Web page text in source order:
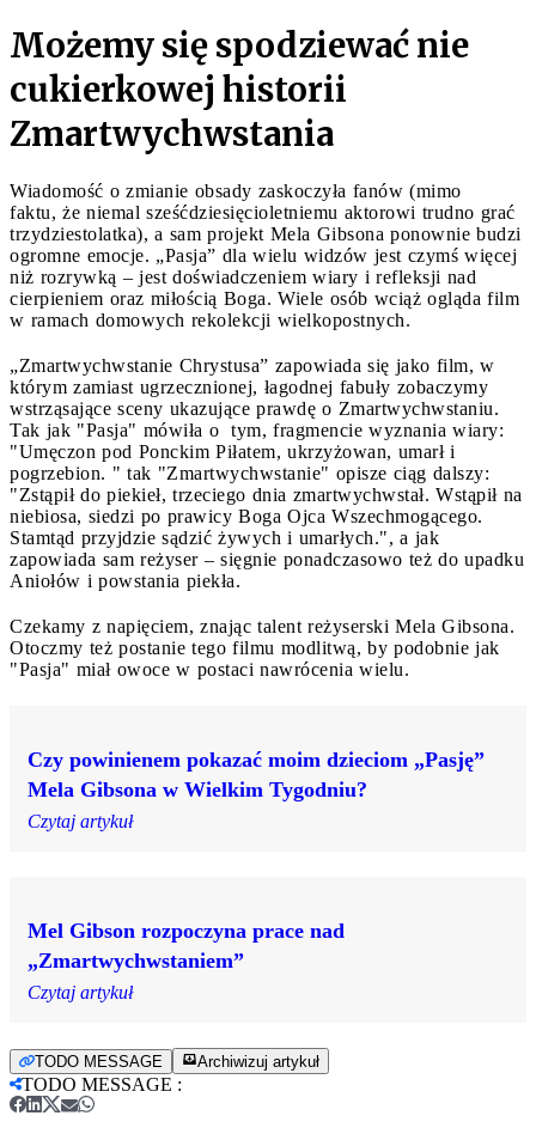
Możemy się spodziewać nie
cukierkowej historii
Zmartwychwstania
Wiadomość o zmianie obsady zaskoczyła fanów (mimo
faktu, że niemal sześćdziesięcioletniemu aktorowi trudno grać
trzydziestolatka), a sam projekt Mela Gibsona ponownie budzi
ogromne emocje. „Pasja” dla wielu widzów jest czymś więcej
niż rozrywką – jest doświadczeniem wiary i refleksji nad
cierpieniem oraz miłością Boga. Wiele osób wciąż ogląda film
w ramach domowych rekolekcji wielkopostnych.
„Zmartwychwstanie Chrystusa” zapowiada się jako film, w
którym zamiast ugrzecznionej, łagodnej fabuły zobaczymy
wstrząsające sceny ukazujące prawdę o Zmartwychwstaniu.
Tak jak "Pasja" mówiła o tym, fragmencie wyznania wiary:
"Umęczon pod Ponckim Piłatem, ukrzyżowan, umarł i
pogrzebion. " tak "Zmartwychwstanie" opisze ciąg dalszy:
"Zstąpił do piekieł, trzeciego dnia zmartwychwstał. Wstąpił na
niebiosa, siedzi po prawicy Boga Ojca Wszechmogącego.
Stamtąd przyjdzie sądzić żywych i umarłych.", a jak
zapowiada sam reżyser – sięgnie ponadczasowo też do upadku
Aniołów i powstania piekła.
Czekamy z napięciem, znając talent reżyserski Mela Gibsona.
Otoczmy też postanie tego filmu modlitwą, by podobnie jak
"Pasja" miał owoce w postaci nawrócenia wielu.
Czy powinienem pokazać moim dzieciom „Pasję”
Mela Gibsona w Wielkim Tygodniu?
Czytaj artykuł
Mel Gibson rozpoczyna prace nad
„Zmartwychwstaniem”
Czytaj artykuł
TODO MESSAGE Archiwizuj artykuł
TODO MESSAGE :